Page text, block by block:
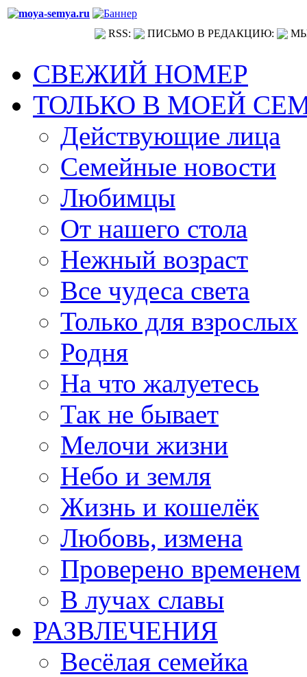
RSS: ПИСЬМО В РЕДАКЦИЮ:
СВЕЖИЙ НОМЕР
ТОЛЬКО В МОЕЙ
Действующие лица
Семейные новости
Любимцы
От нашего стола
Нежный возраст
Все чудеса света
Только для взрослых
Родня
На что жалуетесь
Так не бывает
Мелочи жизни
Небо и земля
Жизнь и кошелёк
Любовь, измена
Проверено временем
В лучах славы
РАЗВЛЕЧЕНИЯ
Весёлая семейка